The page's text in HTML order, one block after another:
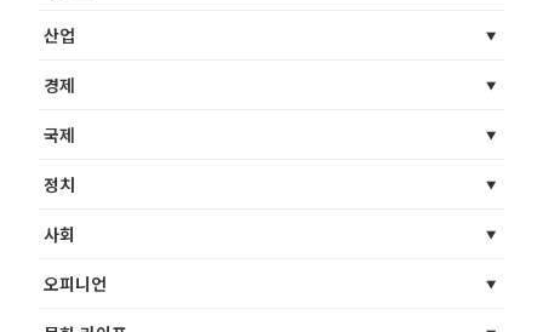
산업
경제
국제
정치
사회
오피니언